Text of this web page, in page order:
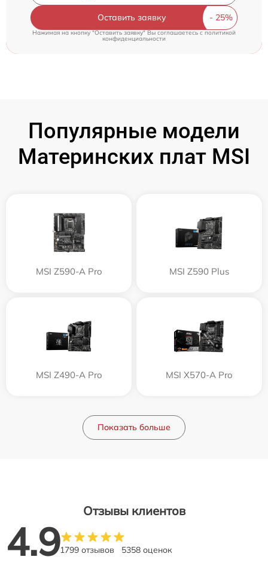
Оставить заявку
Нажимая на кнопку "Оставить заявку" Вы соглашаетесь cполитикой
конфиденциальности
Популярные модели
Материнских плат MSI
MSI Z590-A Pro MSI Z590 Plus
MSI Z490-A Pro MSI X570-A Pro
Показать больше
Отзывы клиентов
4.91799 отзывов 5358 оценок